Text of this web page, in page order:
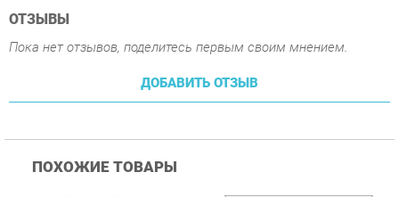
ПОХОЖИЕ ТОВАРЫ